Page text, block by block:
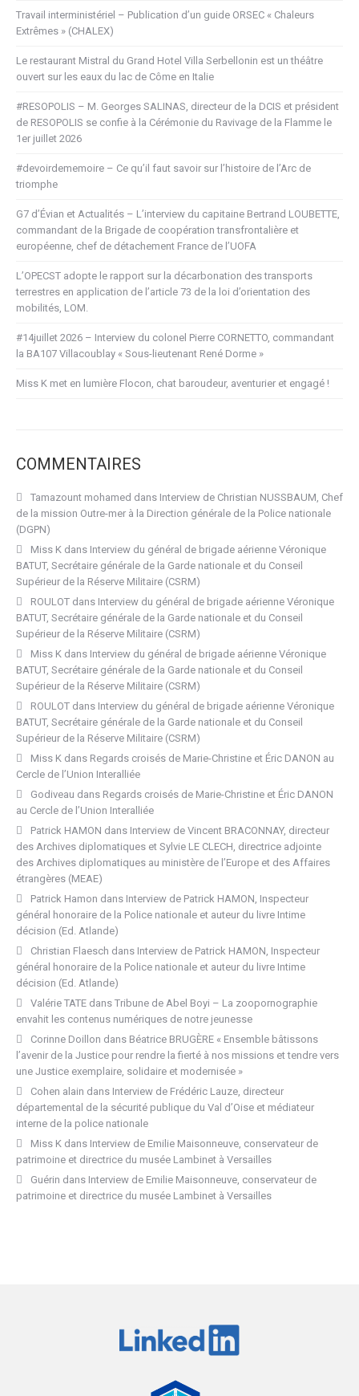
Travail interministériel – Publication d’un guide ORSEC « Chaleurs
Extrêmes » (CHALEX)
Le restaurant Mistral du Grand Hotel Villa Serbellonin est un théâtre
ouvert sur les eaux du lac de Côme en Italie
#RESOPOLIS – M. Georges SALINAS, directeur de la DCIS et président
de RESOPOLIS se confie à la Cérémonie du Ravivage de la Flamme le
1er juillet 2026
#devoirdememoire – Ce qu’il faut savoir sur l’histoire de l’Arc de
triomphe
G7 d’Évian et Actualités – L’interview du capitaine Bertrand LOUBETTE,
commandant de la Brigade de coopération transfrontalière et
européenne, chef de détachement France de l’UOFA
L’OPECST adopte le rapport sur la décarbonation des transports
terrestres en application de l’article 73 de la loi d’orientation des
mobilités, LOM.
#14juillet 2026 – Interview du colonel Pierre CORNETTO, commandant
la BA107 Villacoublay « Sous-lieutenant René Dorme »
Miss K met en lumière Flocon, chat baroudeur, aventurier et engagé !
COMMENTAIRES
Tamazount mohamed dans Interview de Christian NUSSBAUM, Chef
de la mission Outre-mer à la Direction générale de la Police nationale
(DGPN)
Miss K dans Interview du général de brigade aérienne Véronique
BATUT, Secrétaire générale de la Garde nationale et du Conseil
Supérieur de la Réserve Militaire (CSRM)
ROULOT dans Interview du général de brigade aérienne Véronique
BATUT, Secrétaire générale de la Garde nationale et du Conseil
Supérieur de la Réserve Militaire (CSRM)
Miss K dans Interview du général de brigade aérienne Véronique
BATUT, Secrétaire générale de la Garde nationale et du Conseil
Supérieur de la Réserve Militaire (CSRM)
ROULOT dans Interview du général de brigade aérienne Véronique
BATUT, Secrétaire générale de la Garde nationale et du Conseil
Supérieur de la Réserve Militaire (CSRM)
Miss K dans Regards croisés de Marie-Christine et Éric DANON au
Cercle de l’Union Interalliée
Godiveau dans Regards croisés de Marie-Christine et Éric DANON
au Cercle de l’Union Interalliée
Patrick HAMON dans Interview de Vincent BRACONNAY, directeur
des Archives diplomatiques et Sylvie LE CLECH, directrice adjointe
des Archives diplomatiques au ministère de l’Europe et des Affaires
étrangères (MEAE)
Patrick Hamon dans Interview de Patrick HAMON, Inspecteur
général honoraire de la Police nationale et auteur du livre Intime
décision (Ed. Atlande)
Christian Flaesch dans Interview de Patrick HAMON, Inspecteur
général honoraire de la Police nationale et auteur du livre Intime
décision (Ed. Atlande)
Valérie TATE dans Tribune de Abel Boyi – La zoopornographie
envahit les contenus numériques de notre jeunesse
Corinne Doillon dans Béatrice BRUGÈRE « Ensemble bâtissons
l’avenir de la Justice pour rendre la fierté à nos missions et tendre vers
une Justice exemplaire, solidaire et modernisée »
Cohen alain dans Interview de Frédéric Lauze, directeur
départemental de la sécurité publique du Val d’Oise et médiateur
interne de la police nationale
Miss K dans Interview de Emilie Maisonneuve, conservateur de
patrimoine et directrice du musée Lambinet à Versailles
Guérin dans Interview de Emilie Maisonneuve, conservateur de
patrimoine et directrice du musée Lambinet à Versailles